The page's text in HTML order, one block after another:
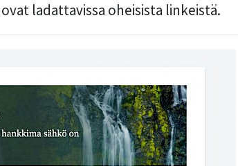
ovat ladattavissa oheisista linkeistä.